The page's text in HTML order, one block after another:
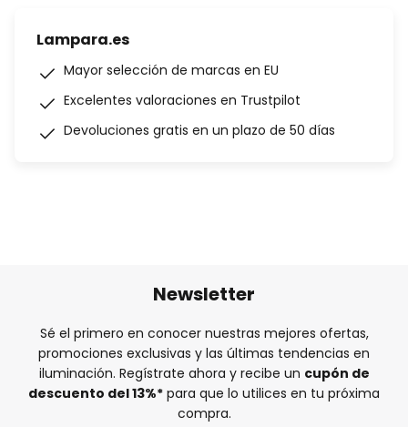
Lampara.es
Mayor selección de marcas en EU
Excelentes valoraciones en Trustpilot
Devoluciones gratis en un plazo de 50 días
Newsletter
Sé el primero en conocer nuestras mejores ofertas,
promociones exclusivas y las últimas tendencias en
iluminación. Regístrate ahora y recibe un cupón de
descuento del13%* para que lo utilices en tu próxima
compra.